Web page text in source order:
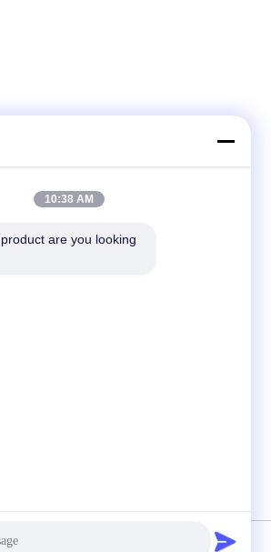
Co., Ltd. सभी अधिकार सुरक्षित हैं।
10:38 AM
are you looking